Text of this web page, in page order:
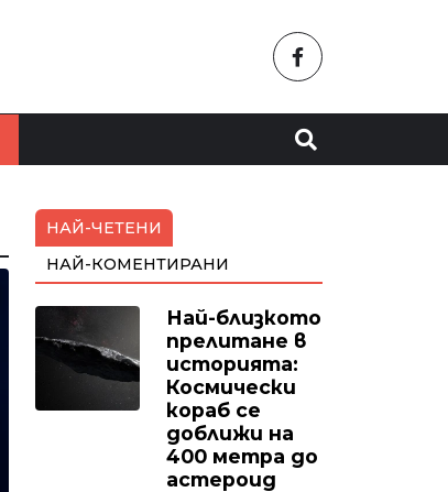
НАЙ-ЧЕТЕНИ
НАЙ-КОМЕНТИРАНИ
Най-близкото
прелитане в
историята:
Космически
кораб се
доближи на
400 метра до
астероид